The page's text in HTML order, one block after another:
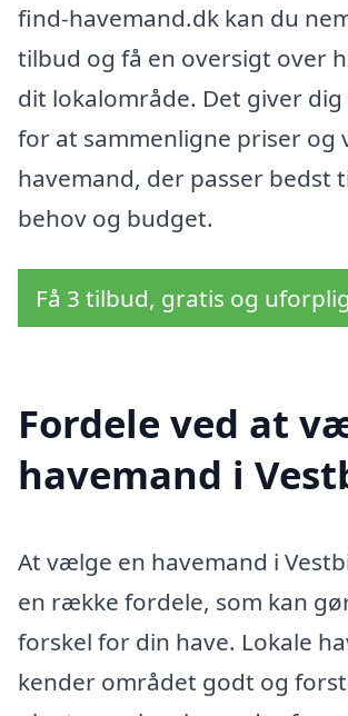
find-havemand.dk kan du
tilbud og få en oversigt over
dit lokalområde. Det giver
for at sammenligne priser og
havemand, der passer bedst
behov og budget.
Få 3 tilbud, gratis og
Fordele ved at
havemand i
At vælge en havemand i
en række fordele, som kan
forskel for din have. Lokale
kender området godt og